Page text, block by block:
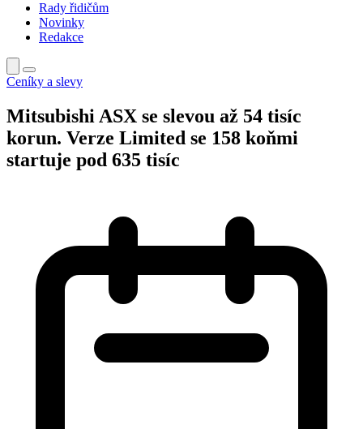
Rady řidičům
Novinky
Redakce
Ceníky a slevy
Mitsubishi ASX se slevou až 54 tisíc
korun. Verze Limited se 158 koňmi
startuje pod 635 tisíc